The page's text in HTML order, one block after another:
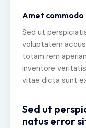
Amet commodo
Sed ut
voluptatem
totam rem
inventore
vitae dicta sunt
Sed ut
natus error